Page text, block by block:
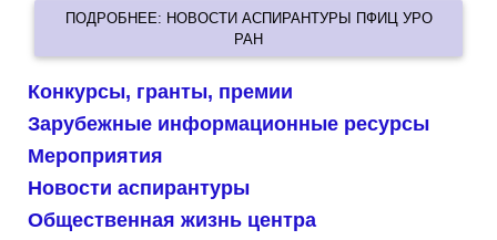
ПОДРОБНЕЕ: НОВОСТИ АСПИРАНТУРЫ ПФИЦ УРО
РАН
Конкурсы, гранты, премии
Зарубежные информационные ресурсы
Мероприятия
Новости аспирантуры
Общественная жизнь центра